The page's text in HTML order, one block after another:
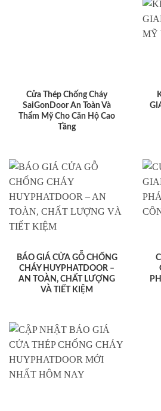
Cửa Thép Chống Cháy
SaiGonDoor An Toàn Và
Thẩm Mỹ Cho Căn Hộ Cao
Tầng
BÁO GIÁ CỬA GỖ CHỐNG
CHÁY HUYPHATDOOR –
AN TOÀN, CHẤT LƯỢNG
VÀ TIẾT KIỆM